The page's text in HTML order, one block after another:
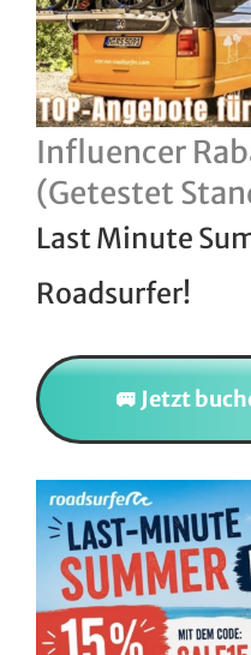
Roadsurfer
Influencer
(Getestet
Last Minute
Roadsurfer!
🚐 Jetzt